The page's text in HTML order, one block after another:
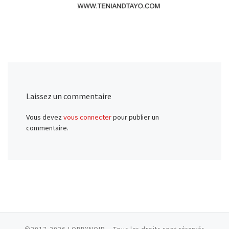
Laissez un commentaire
Vous devezvous connecterpour publier un
commentaire.